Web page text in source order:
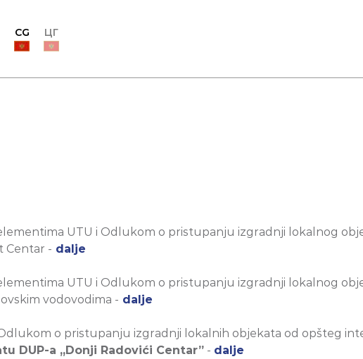
CG ЦГ
UTU i Odlukom o pristupanju izgradnji lokalnog
Centar - dalje
UTU i Odlukom o pristupanju izgradnji lokalnog
vodovodima - dalje
o pristupanju izgradnji lokalnih objekata od opšteg
DUP-a „Donji Radovići Centar” - dalje